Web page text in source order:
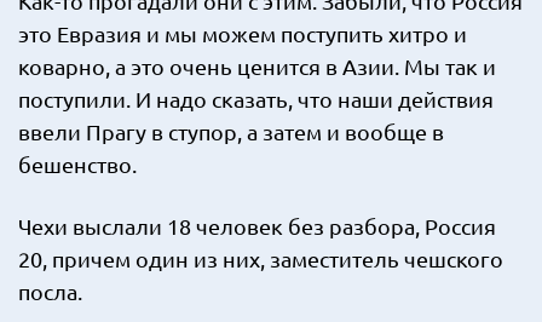
это Евразия и мы можем поступить хитро и
коварно, а это очень ценится в Азии. Мы так и
поступили. И надо сказать, что наши действия
ввели Прагу в ступор, а затем и вообще в
бешенство.
Чехи выслали 18 человек без разбора, Россия
20, причем один из них, заместитель чешского
посла.